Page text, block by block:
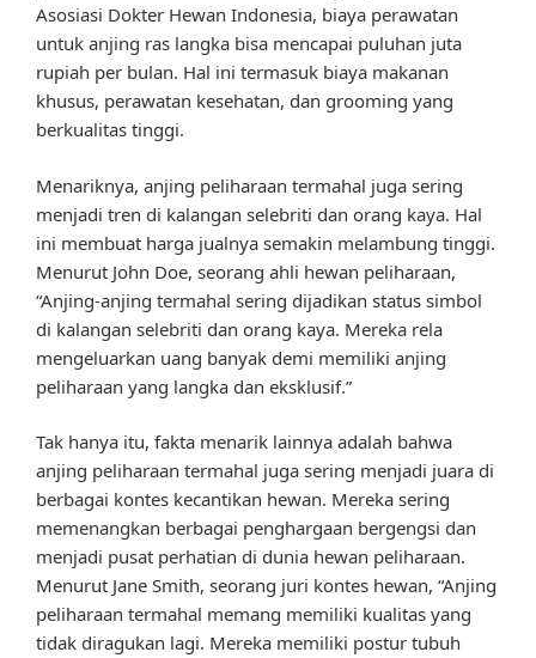
Asosiasi Dokter Hewan Indonesia, biaya perawatan
untuk anjing ras langka bisa mencapai puluhan juta
rupiah per bulan. Hal ini termasuk biaya makanan
khusus, perawatan kesehatan, dan grooming yang
berkualitas tinggi.
Menariknya, anjing peliharaan termahal juga sering
menjadi tren di kalangan selebriti dan orang kaya. Hal
ini membuat harga jualnya semakin melambung tinggi.
Menurut John Doe, seorang ahli hewan peliharaan,
“Anjing-anjing termahal sering dijadikan status simbol
di kalangan selebriti dan orang kaya. Mereka rela
mengeluarkan uang banyak demi memiliki anjing
peliharaan yang langka dan eksklusif.”
Tak hanya itu, fakta menarik lainnya adalah bahwa
anjing peliharaan termahal juga sering menjadi juara di
berbagai kontes kecantikan hewan. Mereka sering
memenangkan berbagai penghargaan bergengsi dan
menjadi pusat perhatian di dunia hewan peliharaan.
Menurut Jane Smith, seorang juri kontes hewan, “Anjing
peliharaan termahal memang memiliki kualitas yang
tidak diragukan lagi. Mereka memiliki postur tubuh